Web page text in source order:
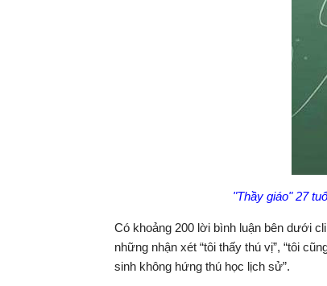
"Thầy giáo" 27
Có khoảng 200 lời bình luận bên dưới
những nhận xét “tôi thấy thú vị”, “tôi
sinh không hứng thú học lịch sử”.